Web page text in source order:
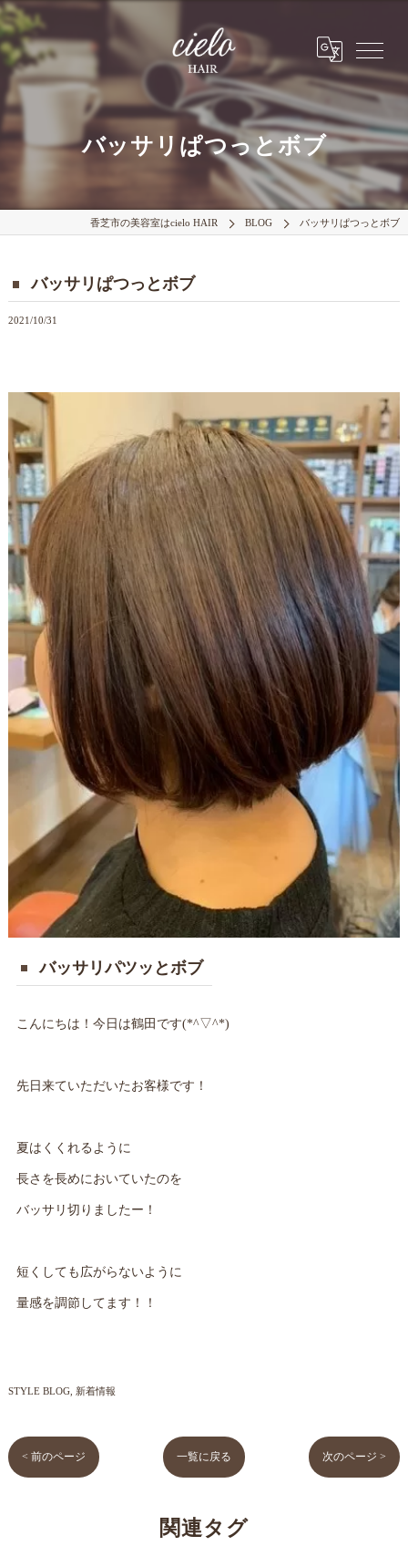
バッサリぱつっとボブ
香芝市の美容室はcielo HAIR BLOG バッサリぱつっとボブ
バッサリぱつっとボブ
2021/10/31
バッサリパツッとボブ
こんにちは！今日は鶴田です(*^▽^*)
先日来ていただいたお客様です！
夏はくくれるように
長さを長めにおいていたのを
バッサリ切りましたー！
短くしても広がらないように
量感を調節してます！！
STYLE BLOG 新着情報
< 前のページ 一覧に戻る 次のページ >
関連タグ